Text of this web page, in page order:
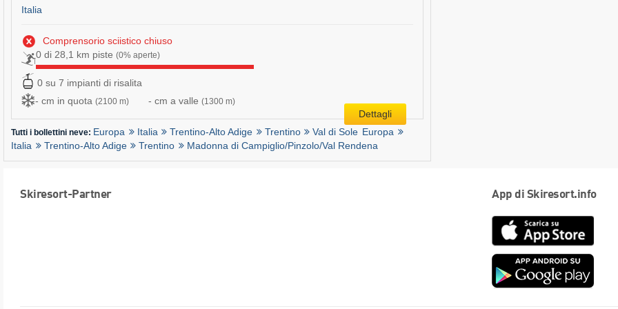
Italia
Comprensorio sciistico chiuso
0 di 28,1 km piste (0% aperte)
0 su 7 impianti di risalita
- cm in quota (2100 m) - cm a valle (1300 m)
Dettagli
Tutti i bollettini neve: Europa Italia Trentino-Alto Adige Trentino Val di Sole Europa
Italia
Trentino-Alto Adige Trentino Madonna di Campiglio/​Pinzolo/​Val Rendena
Skiresort-Partner App di Skiresort.info
App